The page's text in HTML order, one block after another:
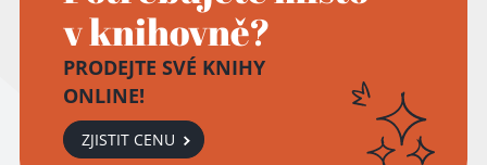
v knihovně?
PRODEJTE SVÉ KNIHY
ONLINE!
ZJISTIT CENU